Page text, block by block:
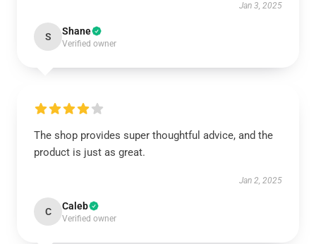
Jan 3, 2025
S Shane
Verified owner
The shop provides super thoughtful advice, and the
product is just as great.
Jan 2, 2025
C Caleb
Verified owner